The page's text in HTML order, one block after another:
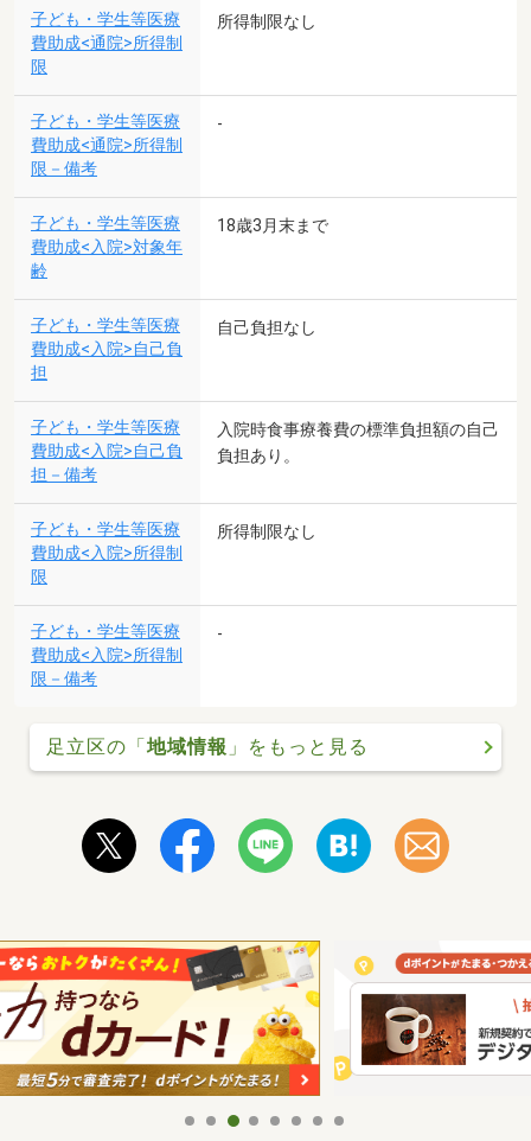
子ども・学生等医療
費助成<通院>所得制
限
所得制限なし
子ども・学生等医療
費助成<通院>所得制
限－備考
-
子ども・学生等医療
費助成<入院>対象年
齢
18歳3月末まで
子ども・学生等医療
費助成<入院>自己負
担
自己負担なし
子ども・学生等医療
費助成<入院>自己負
担－備考
入院時食事療養費の標準負担額の自己
負担あり。
子ども・学生等医療
費助成<入院>所得制
限
所得制限なし
子ども・学生等医療
費助成<入院>所得制
限－備考
-
足立区の「地域情報 」をもっと見る